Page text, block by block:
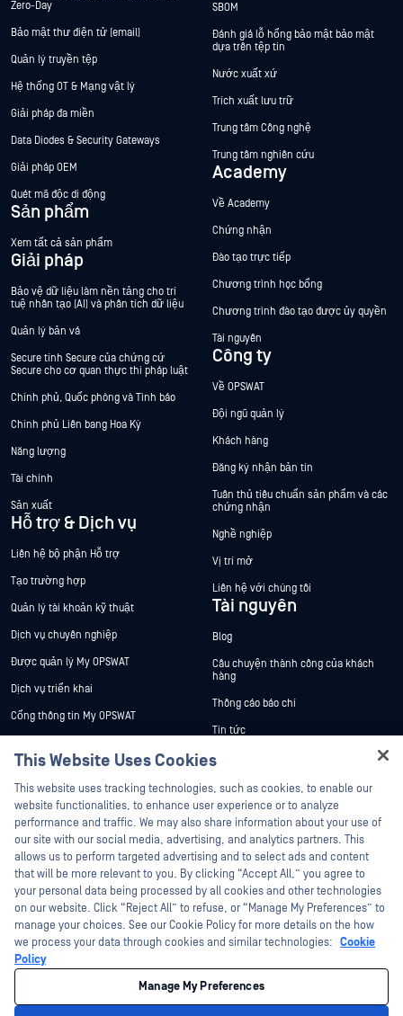
Zero-Day
Bảo mật thư điện tử (email)
Quản lý truyền tệp
Hệ thống OT & Mạng vật lý
Giải pháp đa miền
Data Diodes & Security Gateways
Giải pháp OEM
Quét mã độc di động
Sản phẩm
Xem tất cả sản phẩm
Giải pháp
Bảo vệ dữ liệu làm nền tảng cho trí
tuệ nhân tạo (AI) và phân tích dữ liệu
Quản lý bản vá
Secure tính Secure của chứng cứ
Secure cho cơ quan thực thi pháp luật
Chính phủ, Quốc phòng và Tình báo
Chính phủ Liên bang Hoa Kỳ
Năng lượng
Tài chính
Sản xuất
Hỗ trợ & Dịch vụ
Liên hệ bộ phận Hỗ trợ
Tạo trường hợp
Quản lý tài khoản kỹ thuật
Dịch vụ chuyên nghiệp
Được quản lý My OPSWAT
Dịch vụ triển khai
Cổng thông tin My OPSWAT
Đào tạo
Chương trình Xử lý Lỗ hổng Bảo mật
Đối tác
Chứng nhận
Đối tác công nghệ
Chương trình đối tác kênh phân phối
SBOM
Đánh giá lỗ hổng bảo mật bảo mật
dựa trên tệp tin
Nước xuất xứ
Trích xuất lưu trữ
Trung tâm Công nghệ
Trung tâm nghiên cứu
Academy
Về Academy
Chứng nhận
Đào tạo trực tiếp
Chương trình học bổng
Chương trình đào tạo được ủy quyền
Tài nguyên
Công ty
Về OPSWAT
Đội ngũ quản lý
Khách hàng
Đăng ký nhận bản tin
Tuân thủ tiêu chuẩn sản phẩm và các
chứng nhận
Nghề nghiệp
Vị trí mở
Liên hệ với chúng tôi
Tài nguyên
Blog
Câu chuyện thành công của khách
hàng
Thông cáo báo chí
Tin tức
Sự kiện
Hội thảo trên trực tuyến
Datasheets
White Papers
Công cụ miễn phí
©2026 OPSWAT Công ty TNHH. Mọi quyền được bảo lưu. OPSWAT , MetaDefender
Metascan, MetaAccess , cái OPSWAT Logo, Không tin tưởng bất kỳ tệp tin nào.
Không tin tưởng bất kỳ thiết bị nào. OPSWAT Academy Bảo vệ thế giới cơ sở hạ
tầng trọng yếu Deep CDR™ Technology, InQuest, Logo InQuest, DFI, RetroHunt, Deep
File Inspection và Join the Hunt là các nhãn hiệu thương mại của OPSWAT Các
nhãn hiệu của bên thứ ba là tài sản của chủ sở hữu tương ứng.
This Website Uses Cookies
This website uses tracking technologies, such as cookies, to enable our
website functionalities, to enhance user experience or to analyze
performance and traffic. We may also share information about your use of
our site with our social media, advertising, and analytics partners. This
allows us to perform targeted advertising and to select ads and content
that will be more relevant to you. By clicking “Accept All,” you agree to
your personal data being processed by all cookies and other technologies
on our website. Click “Reject All” to refuse, or “Manage My Preferences” to
manage your choices. See our Cookie Policy for more details on the how
we process your data through cookies and similar technologies: Cookie
Policy
Manage My Preferences
Hey there!
I'm Ozzy, your OPSWAT virtual assistant.
How can I help you secure what's critical
today?